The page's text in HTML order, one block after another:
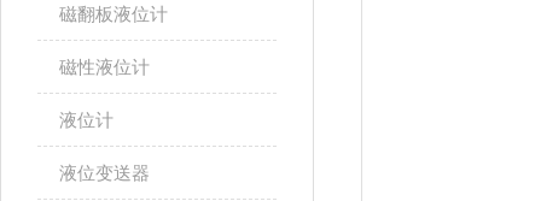
磁翻板液位计
磁性液位计
液位计
液位变送器